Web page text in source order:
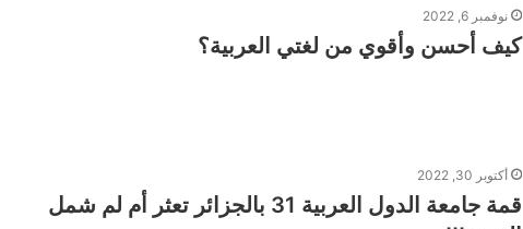
نوفمبر 6, 2022
كيف أحسن وأقوي من لغتي العربية؟
أكتوبر 30, 2022
قمة جامعة الدول العربية 31 بالجزائر تعثر أم لم شمل